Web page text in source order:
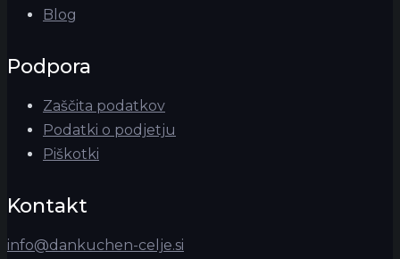
Blog
Podpora
Zaščita podatkov
Podatki o podjetju
Piškotki
Kontakt
info@dankuchen-celje.si